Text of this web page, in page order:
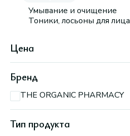
Умывание и очищение
Тоники, лосьоны для лица
Цена
Бренд
THE ORGANIC PHARMACY
Тип продукта